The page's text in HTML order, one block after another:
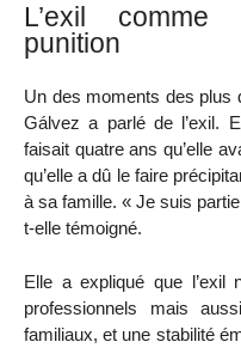
L’exil
punition
Un des moments des plus
Gálvez a parlé de l’exil.
faisait quatre ans qu’elle
qu’elle a dû le faire
à sa famille. « Je suis
t-elle témoigné.
Elle a expliqué que l’exil
professionnels mais
familiaux, et une stabilité